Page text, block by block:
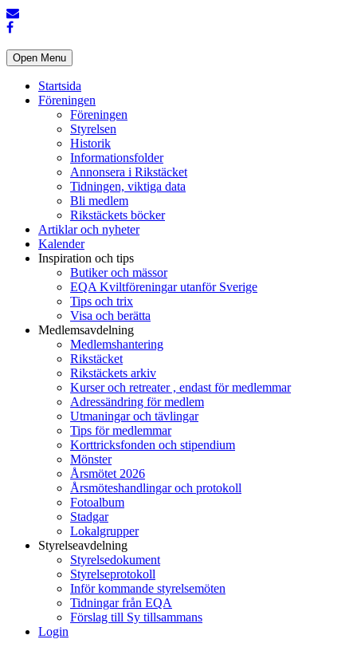
Open Menu
Startsida
Föreningen
Föreningen
Styrelsen
Historik
Informationsfolder
Annonsera i Rikstäcket
Tidningen, viktiga data
Bli medlem
Rikstäckets böcker
Artiklar och nyheter
Kalender
Inspiration och tips
Butiker och mässor
EQA Kviltföreningar utanför Sverige
Tips och trix
Visa och berätta
Medlemsavdelning
Medlemshantering
Rikstäcket
Rikstäckets arkiv
Kurser och retreater , endast för medlemmar
Adressändring för medlem
Utmaningar och tävlingar
Tips för medlemmar
Korttricksfonden och stipendium
Mönster
Årsmötet 2026
Årsmöteshandlingar och protokoll
Fotoalbum
Stadgar
Lokalgrupper
Styrelseavdelning
Styrelsedokument
Styrelseprotokoll
Inför kommande styrelsemöten
Tidningar från EQA
Förslag till Sy tillsammans
Login